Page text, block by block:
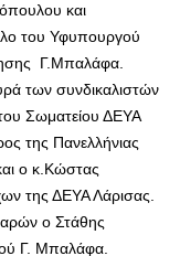
και
του Υφυπουργού
Γ.Μπαλάφα.
των συνδικαλιστών
Σωματείου ΔΕΥΑ
της Πανελλήνιας
ο κ.Κώστας
της ΔΕΥΑ Λάρισας.
ο Στάθης
Γ. Μπαλάφα.